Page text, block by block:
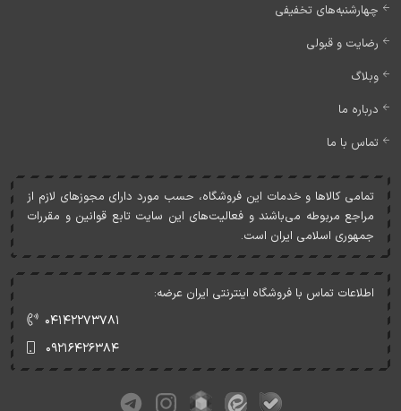
چهارشنبه‌های تخفیفی
رضایت و قبولی
وبلاگ
درباره ما
تماس با ما
تمامی کالاها و خدمات اين فروشگاه، حسب مورد دارای مجوزهای لازم از
مراجع مربوطه می‌باشند و فعاليت‌های اين سايت تابع قوانين و مقررات
جمهوری اسلامی ايران است.
اطلاعات تماس با فروشگاه اینترنتی ایران عرضه:
۰۴۱۴۲۲۷۳۷۸۱
۰۹۲۱۶۴۲۶۳۸۴